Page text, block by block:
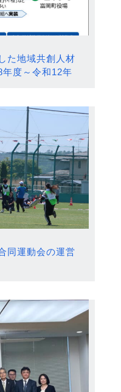
た地域共創人材
度～令和12年
同運動会の運営